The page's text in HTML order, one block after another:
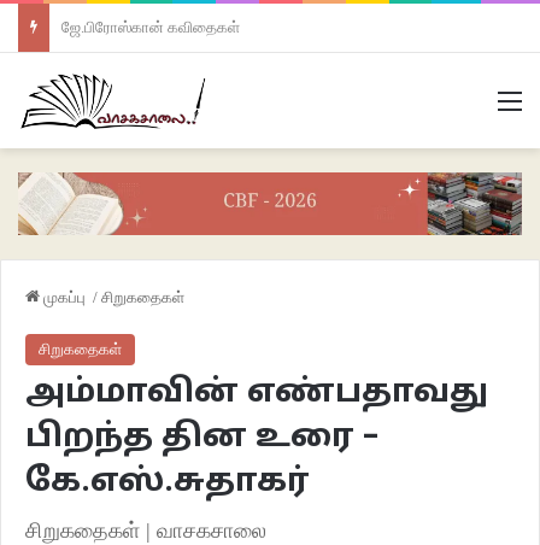
ஜே.பிரோஸ்கான் கவிதைகள்
முகப்பு / சிறுகதைகள்
சிறுகதைகள்
அம்மாவின் எண்பதாவது
பிறந்த தின உரை –
கே.எஸ்.சுதாகர்
சிறுகதைகள் | வாசகசாலை